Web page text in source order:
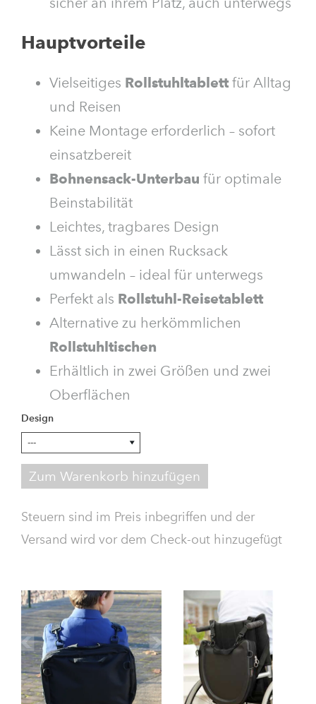
Hauptvorteile
Vielseitiges Rollstuhltablett für Alltag
und Reisen
Keine Montage erforderlich – sofort
einsatzbereit
Bohnensack-Unterbau für optimale
Beinstabilität
Leichtes, tragbares Design
Lässt sich in einen Rucksack
umwandeln – ideal für unterwegs
Perfekt als Rollstuhl-Reisetablett
Alternative zu herkömmlichen
Rollstuhltischen
Erhältlich in zwei Größen und zwei
Oberflächen
Design
Zum Warenkorb hinzufügen
Steuern sind im Preis inbegriffen und der
Versand wird vor dem Check-out hinzugefügt